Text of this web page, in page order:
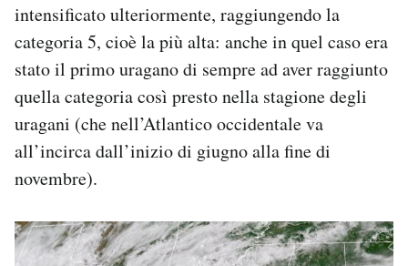
intensificato ulteriormente, raggiungendo la
categoria 5, cioè la più alta: anche in quel caso era
stato il primo uragano di sempre ad aver raggiunto
quella categoria così presto nella stagione degli
uragani (che nell’Atlantico occidentale va
all’incirca dall’inizio di giugno alla fine di
novembre).